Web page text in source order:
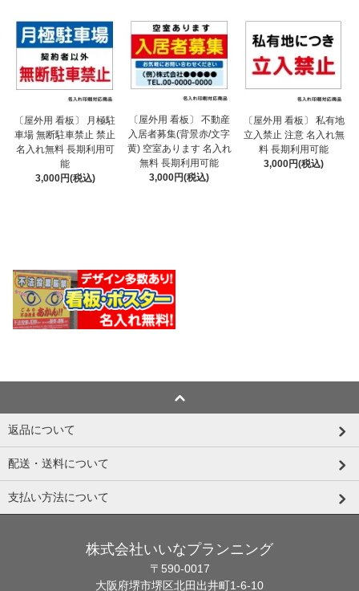
〔屋外用 看板〕 月極駐
車場 無断駐車禁止 禁止
名入れ無料 長期利用可
能
3,000円(税込)
〔屋外用 看板〕 不動産
入居者募集(背景赤/文字
黄) 空室あります 名入れ
無料 長期利用可能
3,000円(税込)
〔屋外用 看板〕 私有地
立入禁止 注意 名入れ無
料 長期利用可能
3,000円(税込)
返品について
配送・送料について
支払い方法について
株式会社いいなプランニング
〒590-0017
大阪府堺市堺区北田出井町1-6-10